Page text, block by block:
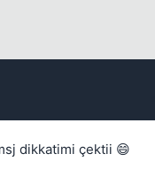
dikkatimi çektii 😄